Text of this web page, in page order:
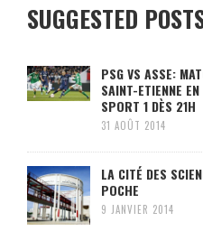
SUGGESTED
PSG VS ASSE:
SAINT-ETIENNE
SPORT 1 DÈS 21H
31 AOÛT 2014
LA CITÉ DES
POCHE
9 JANVIER 2014